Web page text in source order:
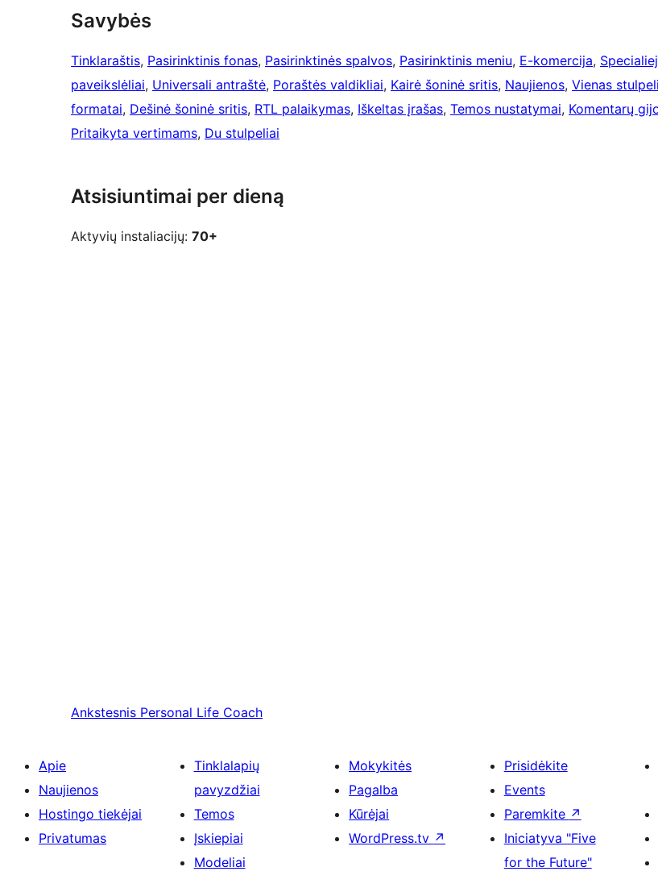
Savybės
Tinklaraštis, Pasirinktinis fonas, Pasirinktinės spalvos, Pasirinktinis meniu, E-komercija,
paveikslėliai, Universali antraštė, Poraštės valdikliai, Kairė šoninė sritis, Naujienos, Vienas
formatai, Dešinė šoninė sritis, RTL palaikymas, Iškeltas įrašas, Temos nustatymai, Komentarų
Pritaikyta vertimams, Du stulpeliai
Atsisiuntimai per dieną
Aktyvių instaliacijų: 70+
Ankstesnis Personal Life Coach
Apie
Naujienos
Hostingo tiekėjai
Privatumas
Tinklalapių
pavyzdžiai
Temos
Įskiepiai
Modeliai
Mokykitės
Pagalba
Kūrėjai
WordPress.tv ↗
Prisidėkite
Events
Paremkite ↗
Iniciatyva "Five
for the Future"